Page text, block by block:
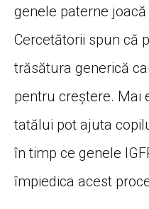
genele paterne
Cercetătorii spun că
trăsătura generică
pentru creştere. Mai
tatălui pot ajuta
în timp ce genele
împiedica acest